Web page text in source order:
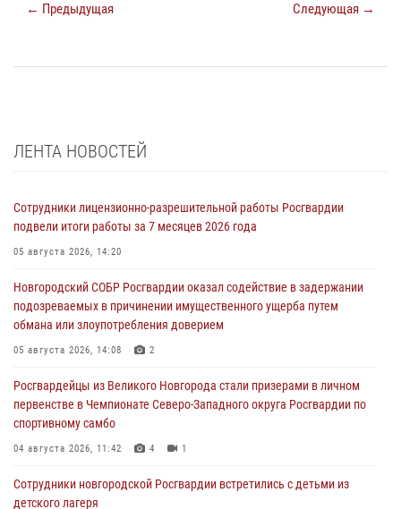
← Предыдущая Следующая →
ЛЕНТА НОВОСТЕЙ
Сотрудники лицензионно-разрешительной работы Росгвардии
подвели итоги работы за 7 месяцев 2026 года
05 августа 2026, 14:20
Новгородский СОБР Росгвардии оказал содействие в задержании
подозреваемых в причинении имущественного ущерба путем
обмана или злоупотребления доверием
05 августа 2026, 14:08 2
Росгвардейцы из Великого Новгорода стали призерами в личном
первенстве в Чемпионате Северо-Западного округа Росгвардии по
спортивному самбо
04 августа 2026, 11:42 4 1
Сотрудники новгородской Росгвардии встретились с детьми из
детского лагеря